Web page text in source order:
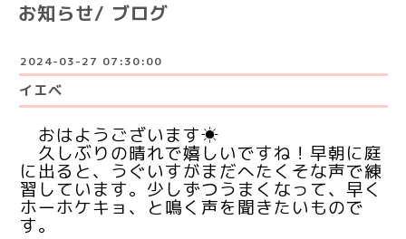
お知らせ/ ブログ
2024-03-27 07:30:00
イエベ
おはようございます☀
久しぶりの晴れで嬉しいですね！早朝に庭
に出ると、うぐいすがまだへたくそな声で練
習しています。少しずつうまくなって、早く
ホーホケキョ、と鳴く声を聞きたいもので
す。